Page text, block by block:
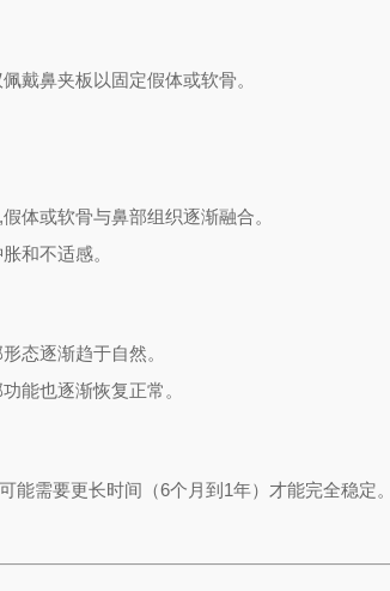
戴鼻夹板以固定假体或软骨。
体或软骨与鼻部组织逐渐融合。
和不适感。
态逐渐趋于自然。
能也逐渐恢复正常。
需要更长时间（6个月到1年）才能完全稳定。